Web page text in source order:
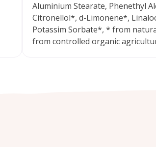
Aluminium Stearate, Phenethyl
Citronellol*, d-Limonene*,
Potassim Sorbate*, * from
from controlled organic